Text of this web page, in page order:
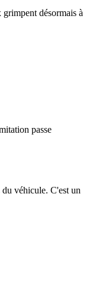
désormais à
passe
véhicule. C'est un